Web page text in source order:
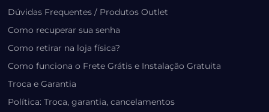
Dúvidas Frequentes / Produtos Outlet
Como recuperar sua senha
Como retirar na loja física?
Como funciona o Frete Grátis e Instalação Gratuita
Troca e Garantia
Política: Troca, garantia, cancelamentos